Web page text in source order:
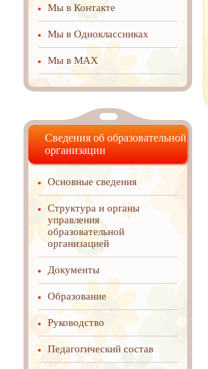
Мы в Контакте
Мы в Одноклассниках
Мы в MAX
Сведения об образовательной
организации
Основные сведения
Структура и органы
управления
образовательной
организацией
Документы
Образование
Руководство
Педагогический состав